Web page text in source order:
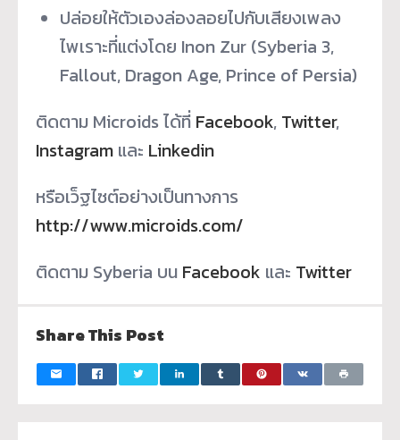
ปล่อยให้ตัวเองล่องลอยไปกับเสียงเพลง
ไพเราะที่แต่งโดย Inon Zur (Syberia 3,
Fallout, Dragon Age, Prince of Persia)
ติดตาม Microids ได้ที่ Facebook, Twitter,
Instagram และ Linkedin
หรือเว็ฐไซต์อย่างเป็นทางการ
http://www.microids.com/
ติดตาม Syberia บน Facebook และ Twitter
Share This Post